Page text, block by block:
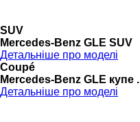
SUV
Mercedes-Benz GLE SUV
Детальніше про моделі
Coupé
Mercedes-Benz GLE купе .
Детальніше про моделі